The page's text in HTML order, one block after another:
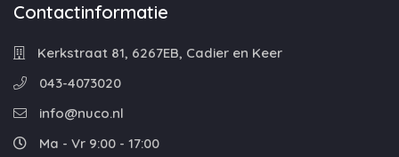
Contactinformatie
Kerkstraat 81, 6267EB, Cadier en Keer
043-4073020
info@nuco.nl
Ma - Vr 9:00 - 17:00